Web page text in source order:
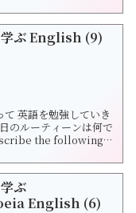
するという意味になり
答えflickering（フリ
学ぶ English (9)
英語を勉強していき
ぶ
English (6)